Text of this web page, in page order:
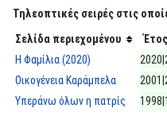
Τηλεοπτικές σειρές στις
Σελίδα περιεχομένου
Έτος
Η Φαμίλια (2020)
Οικογένεια Καράμπελα
Υπεράνω όλων η πατρίς